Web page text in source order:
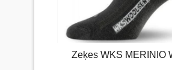
Zeķes WKS MERINIO